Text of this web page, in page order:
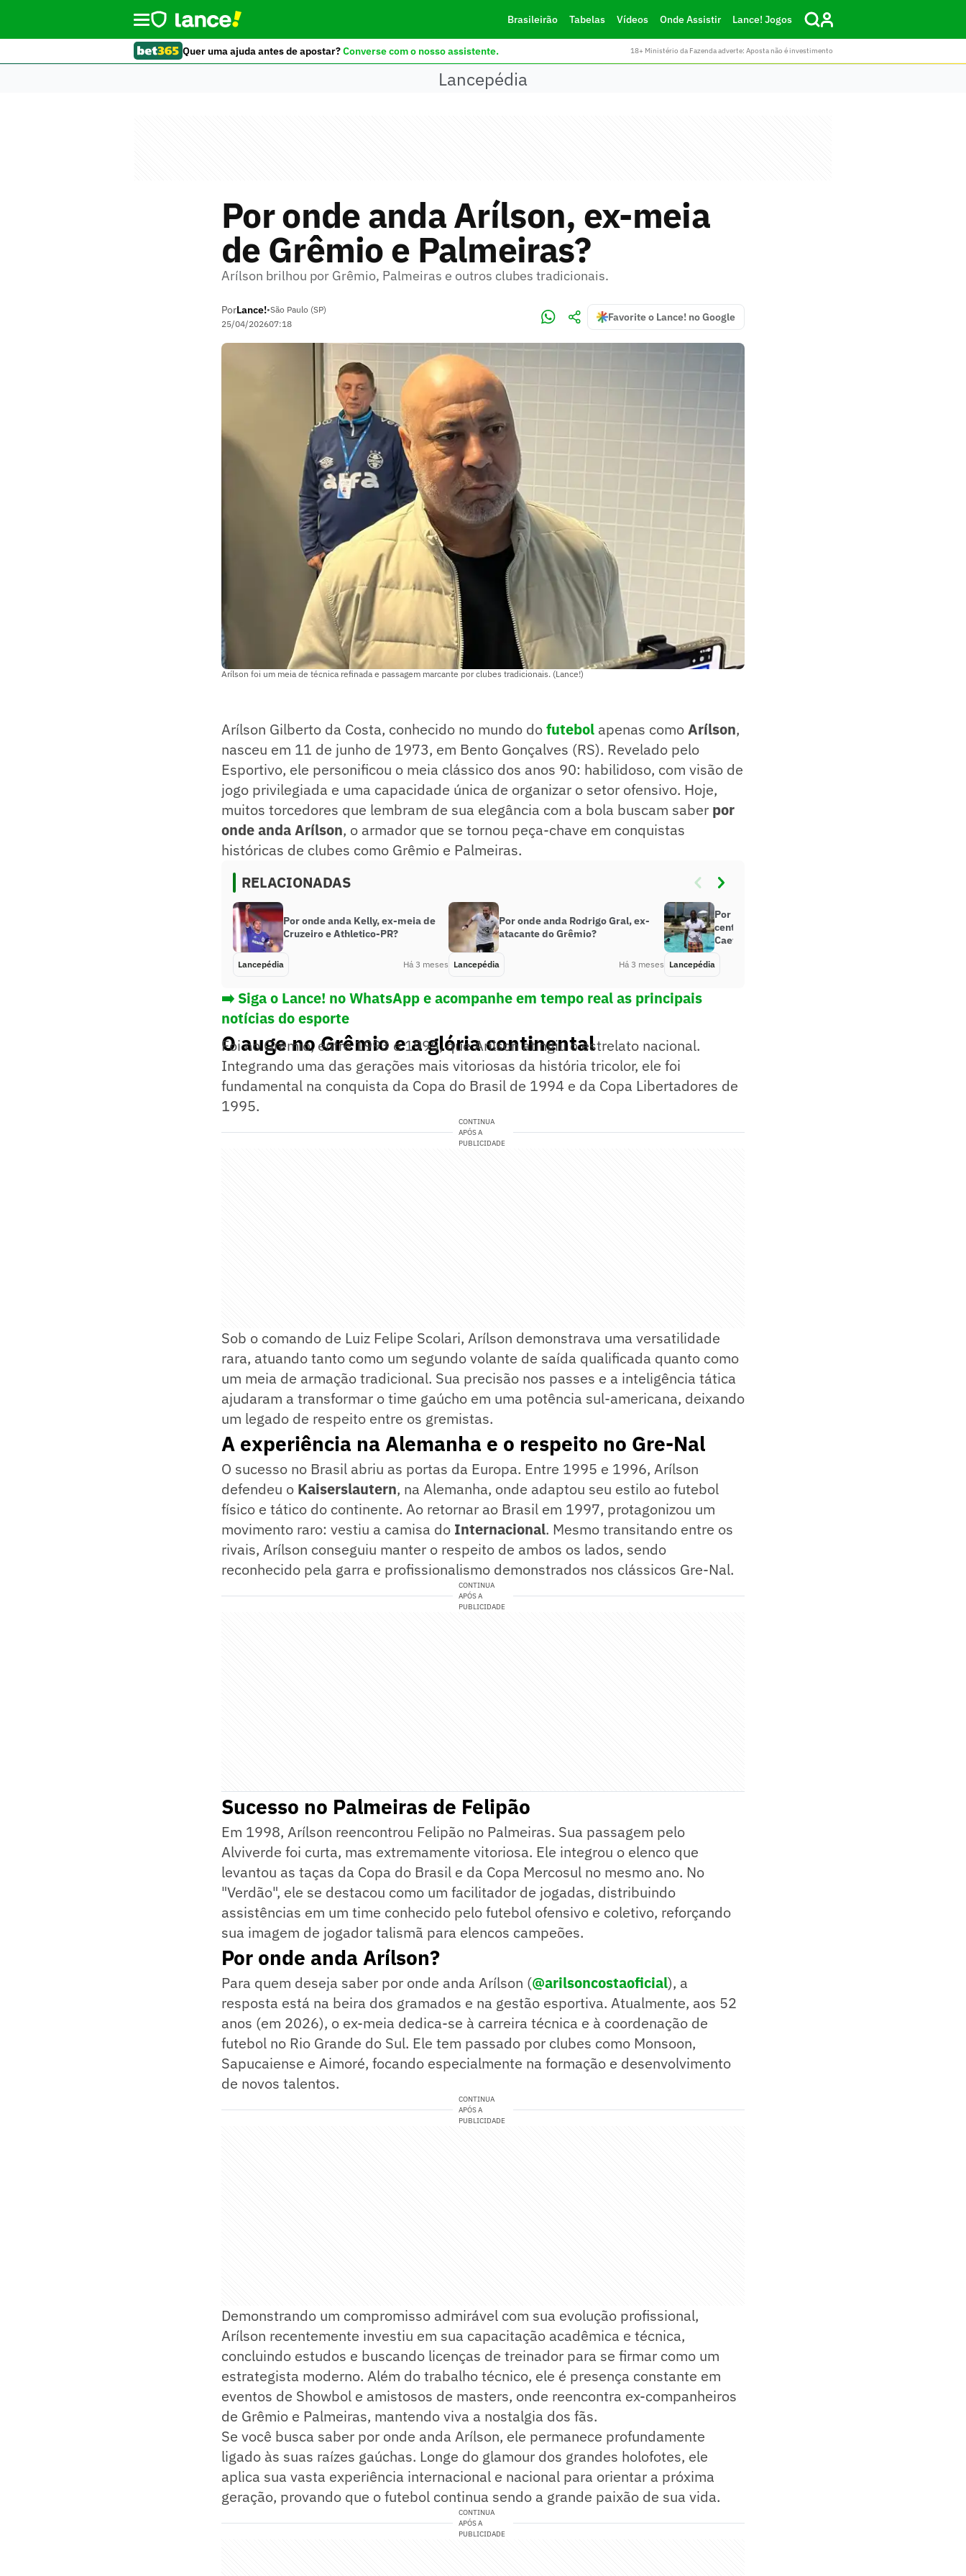
Brasileirão Tabelas Vídeos Onde Assistir Lance! Jogos
Quer uma ajuda antes de apostar?Converse com o nosso assistente. 18+ Ministério da Fazenda adverte: Aposta não é investimento
Lancepédia
Por onde anda Arílson, ex-meia
de Grêmio e Palmeiras?
Arílson brilhou por Grêmio, Palmeiras e outros clubes tradicionais.
PorLance!•São Paulo (SP)
25/04/202607:18
Favorite o Lance! no Google
Arílson foi um meia de técnica refinada e passagem marcante por clubes tradicionais. (Lance!)
Arílson Gilberto da Costa, conhecido no mundo dofutebol apenas comoArílson,
nasceu em 11 de junho de 1973, em Bento Gonçalves (RS). Revelado pelo
Esportivo, ele personificou o meia clássico dos anos 90: habilidoso, com visão de
jogo privilegiada e uma capacidade única de organizar o setor ofensivo. Hoje,
muitos torcedores que lembram de sua elegância com a bola buscam saber por
onde anda Arílson, o armador que se tornou peça-chave em conquistas
históricas de clubes como Grêmio e Palmeiras.
RELACIONADAS
Por onde anda Kelly, ex-meia de
Cruzeiro e Athletico-PR?
Lancepédia Há 3 meses
Por onde anda Rodrigo Gral, ex-
atacante do Grêmio?
Lancepédia Há 3 meses
Por onde anda Somália, ex-
centroavante de Fluminense e São
Caetano?
Lancepédia
➡️ Siga o Lance! no WhatsApp e acompanhe em tempo real as principais
notícias do esporte
O auge no Grêmio e a glória continental
Foi no Grêmio, entre 1993 e 1995, que Arílson atingiu o estrelato nacional.
Integrando uma das gerações mais vitoriosas da história tricolor, ele foi
fundamental na conquista da Copa do Brasil de 1994 e da Copa Libertadores de
1995.
CONTINUA
APÓS A
PUBLICIDADE
Sob o comando de Luiz Felipe Scolari, Arílson demonstrava uma versatilidade
rara, atuando tanto como um segundo volante de saída qualificada quanto como
um meia de armação tradicional. Sua precisão nos passes e a inteligência tática
ajudaram a transformar o time gaúcho em uma potência sul-americana, deixando
um legado de respeito entre os gremistas.
A experiência na Alemanha e o respeito no Gre-Nal
O sucesso no Brasil abriu as portas da Europa. Entre 1995 e 1996, Arílson
defendeu o Kaiserslautern, na Alemanha, onde adaptou seu estilo ao futebol
físico e tático do continente. Ao retornar ao Brasil em 1997, protagonizou um
movimento raro: vestiu a camisa do Internacional. Mesmo transitando entre os
rivais, Arílson conseguiu manter o respeito de ambos os lados, sendo
reconhecido pela garra e profissionalismo demonstrados nos clássicos Gre-Nal.
CONTINUA
APÓS A
PUBLICIDADE
Sucesso no Palmeiras de Felipão
Em 1998, Arílson reencontrou Felipão no Palmeiras. Sua passagem pelo
Alviverde foi curta, mas extremamente vitoriosa. Ele integrou o elenco que
levantou as taças da Copa do Brasil e da Copa Mercosul no mesmo ano. No
"Verdão", ele se destacou como um facilitador de jogadas, distribuindo
assistências em um time conhecido pelo futebol ofensivo e coletivo, reforçando
sua imagem de jogador talismã para elencos campeões.
Por onde anda Arílson?
Para quem deseja saber por onde anda Arílson (@arilsoncostaoficial), a
resposta está na beira dos gramados e na gestão esportiva. Atualmente, aos 52
anos (em 2026), o ex-meia dedica-se à carreira técnica e à coordenação de
futebol no Rio Grande do Sul. Ele tem passado por clubes como Monsoon,
Sapucaiense e Aimoré, focando especialmente na formação e desenvolvimento
de novos talentos.
CONTINUA
APÓS A
PUBLICIDADE
Demonstrando um compromisso admirável com sua evolução profissional,
Arílson recentemente investiu em sua capacitação acadêmica e técnica,
concluindo estudos e buscando licenças de treinador para se firmar como um
estrategista moderno. Além do trabalho técnico, ele é presença constante em
eventos de Showbol e amistosos de masters, onde reencontra ex-companheiros
de Grêmio e Palmeiras, mantendo viva a nostalgia dos fãs.
Se você busca saber por onde anda Arílson, ele permanece profundamente
ligado às suas raízes gaúchas. Longe do glamour dos grandes holofotes, ele
aplica sua vasta experiência internacional e nacional para orientar a próxima
geração, provando que o futebol continua sendo a grande paixão de sua vida.
CONTINUA
APÓS A
PUBLICIDADE